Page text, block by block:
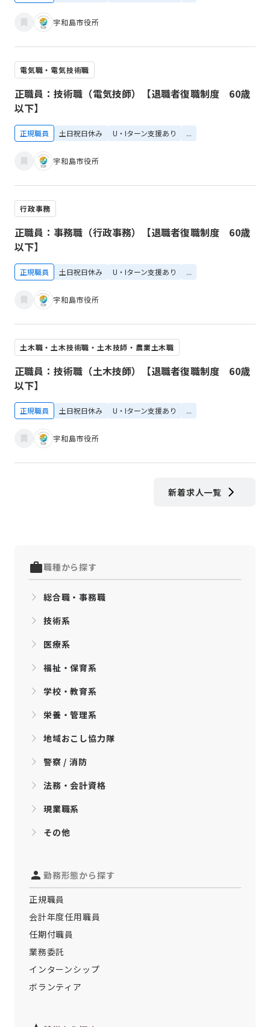
宇和島市役所
電気職・電気技術職
正職員：技術職（電気技師）【退職者復職制度 60歳
以下】
正規職員 土日祝日休み U・Iターン支援あり ...
宇和島市役所
行政事務
正職員：事務職（行政事務）【退職者復職制度 60歳
以下】
正規職員 土日祝日休み U・Iターン支援あり ...
宇和島市役所
土木職・土木技術職・土木技師・農業土木職
正職員：技術職（土木技師）【退職者復職制度 60歳
以下】
正規職員 土日祝日休み U・Iターン支援あり ...
宇和島市役所
新着求人一覧
職種から探す
総合職・事務職
技術系
医療系
福祉・保育系
学校・教育系
栄養・管理系
地域おこし協力隊
警察 / 消防
法務・会計資格
現業職系
その他
勤務形態から探す
正規職員
会計年度任用職員
任期付職員
業務委託
インターンシップ
ボランティア